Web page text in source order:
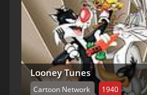
Looney Tunes
Cartoon Network 1940